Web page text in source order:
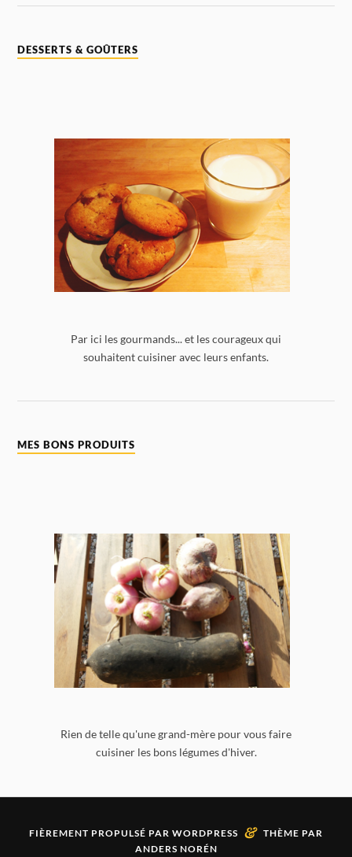
DESSERTS & GOÛTERS
Par ici les gourmands... et les courageux qui
souhaitent cuisiner avec leurs enfants.
MES BONS PRODUITS
Rien de telle qu'une grand-mère pour vous faire
cuisiner les bons légumes d'hiver.
FIÈREMENT PROPULSÉ PAR WORDPRESS & THÈME PAR
ANDERS NORÉN